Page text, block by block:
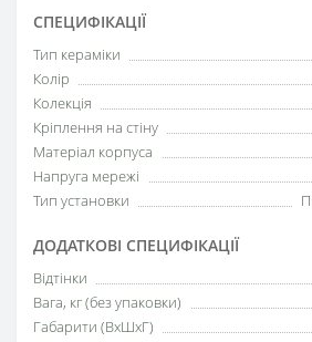
СПЕЦИФІКАЦІЇ
Тип кераміки
Колір
Колекція
Кріплення на стіну
Матеріал корпуса
Напруга мережі
Тип установки
ДОДАТКОВІ СПЕЦИФІКАЦІЇ
Відтінки
Вага, кг (без упаковки)
Габарити (ВхШхГ)